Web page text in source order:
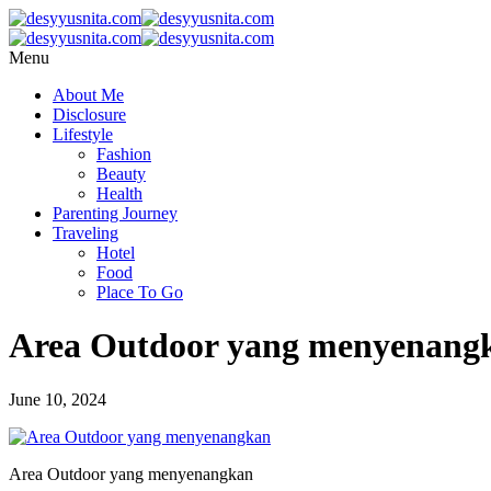
Menu
About Me
Disclosure
Lifestyle
Fashion
Beauty
Health
Parenting Journey
Traveling
Hotel
Food
Place To Go
Area Outdoor yang
June 10, 2024
Area Outdoor yang menyenangkan